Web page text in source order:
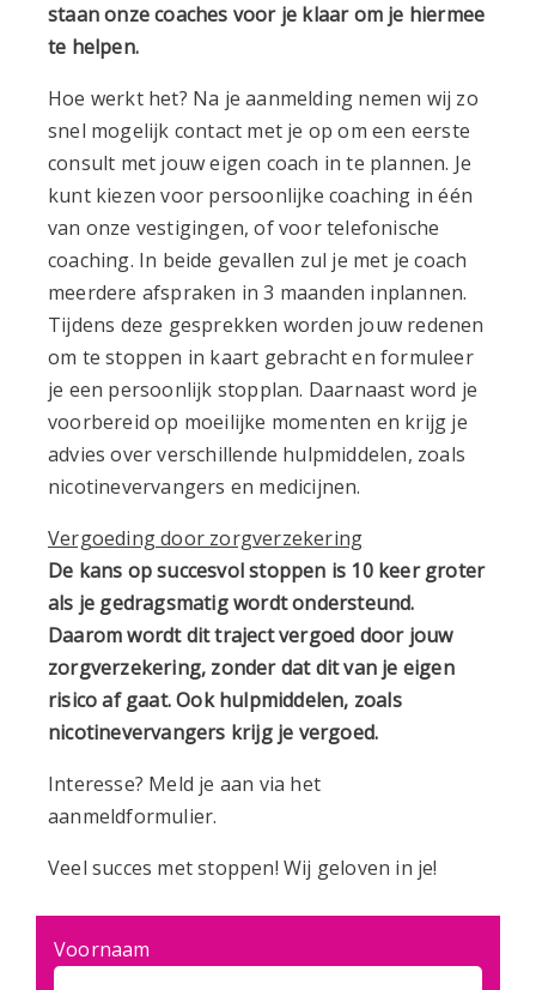
staan onze coaches voor je klaar om je hiermee
te helpen.
Hoe werkt het? Na je aanmelding nemen wij zo
snel mogelijk contact met je op om een eerste
consult met jouw eigen coach in te plannen. Je
kunt kiezen voor persoonlijke coaching in één
van onze vestigingen, of voor telefonische
coaching. In beide gevallen zul je met je coach
meerdere afspraken in 3 maanden inplannen.
Tijdens deze gesprekken worden jouw redenen
om te stoppen in kaart gebracht en formuleer
je een persoonlijk stopplan. Daarnaast word je
voorbereid op moeilijke momenten en krijg je
advies over verschillende hulpmiddelen, zoals
nicotinevervangers en medicijnen.
Vergoeding door zorgverzekering
De kans op succesvol stoppen is 10 keer groter
als je gedragsmatig wordt ondersteund.
Daarom wordt dit traject vergoed door jouw
zorgverzekering, zonder dat dit van je eigen
risico af gaat. Ook hulpmiddelen, zoals
nicotinevervangers krijg je vergoed.
Interesse? Meld je aan via het
aanmeldformulier.
Veel succes met stoppen! Wij geloven in je!
Voornaam